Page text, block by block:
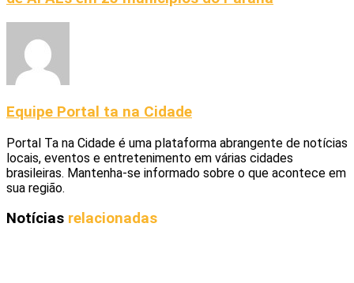
Equipe Portal ta na Cidade
Portal Ta na Cidade é uma plataforma abrangente de notícias
locais, eventos e entretenimento em várias cidades
brasileiras. Mantenha-se informado sobre o que acontece em
sua região.
Notícias relacionadas